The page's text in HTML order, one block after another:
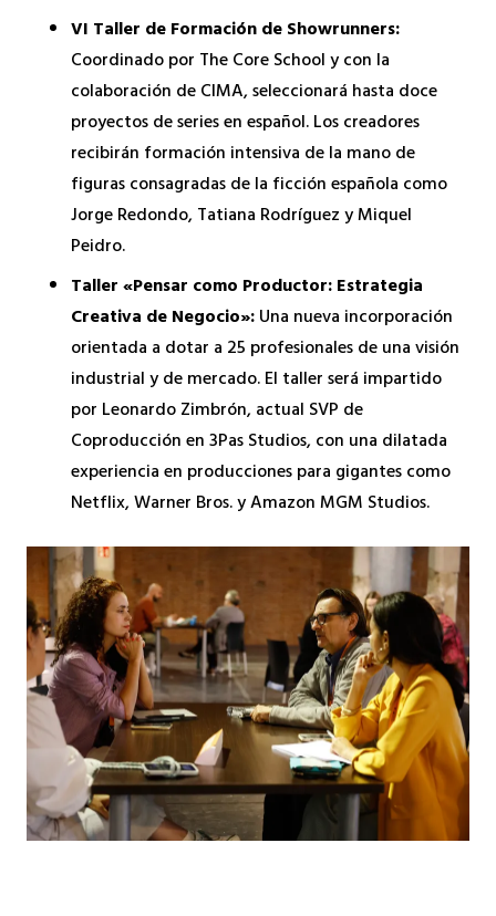
VI Taller de Formación de Showrunners:
Coordinado por The Core School y con la
colaboración de CIMA, seleccionará hasta doce
proyectos de series en español. Los creadores
recibirán formación intensiva de la mano de
figuras consagradas de la ficción española como
Jorge Redondo, Tatiana Rodríguez y Miquel
Peidro.
Taller «Pensar como Productor: Estrategia
Creativa de Negocio»:Una nueva incorporación
orientada a dotar a 25 profesionales de una visión
industrial y de mercado. El taller será impartido
por Leonardo Zimbrón, actual SVP de
Coproducción en 3Pas Studios, con una dilatada
experiencia en producciones para gigantes como
Netflix, Warner Bros. y Amazon MGM Studios.